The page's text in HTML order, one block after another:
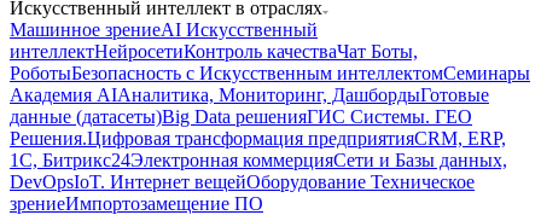
Искусственный интеллект в отраслях
Машинное зрениеAI Искусственный
интеллектНейросетиКонтроль качестваЧат Боты,
РоботыБезопасность с Искусственным интеллектомСеминары
Академия AIАналитика, Мониторинг, ДашбордыГотовые
данные (датасеты)Big Data решенияГИС Системы. ГЕО
Решения.Цифровая трансформация предприятияCRM, ERP,
1C, Битрикс24Электронная коммерцияСети и Базы данных,
DevOpsIoT. Интернет вещейОборудование Техническое
зрениеИмпортозамещение ПО